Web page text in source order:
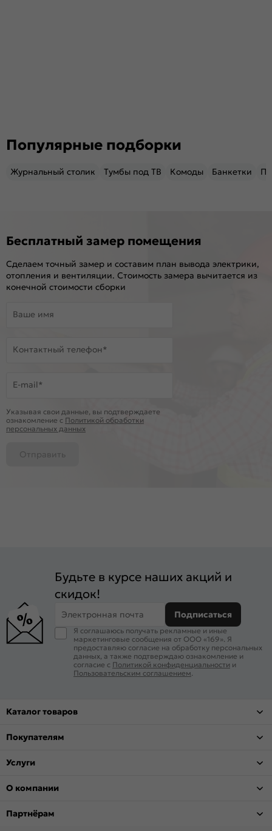
Популярные подборки
Журнальный столик Тумбы под ТВ Комоды Банкетки
Бесплатный замер помещения
Сделаем точный замер и составим план вывода электрики,
отопления и вентиляции. Стоимость замера вычитается из
конечной стоимости сборки
Ваше имя
Контактный телефон*
E-mail*
Указывая свои данные, вы подтверждаете
ознакомление c Политикой обработки
персональных данных
Отправить
Будьте в курсе наших акций и
скидок!
Электронная почта Подписаться
Я соглашаюсь получать рекламные и иные
маркетинговые сообщения от ООО «169». Я
предоставляю согласие на обработку персональных
данных, а также подтверждаю ознакомление и
согласие с Политикой конфиденциальности и
Пользовательским соглашением.
Каталог товаров
Покупателям
Услуги
О компании
Партнёрам